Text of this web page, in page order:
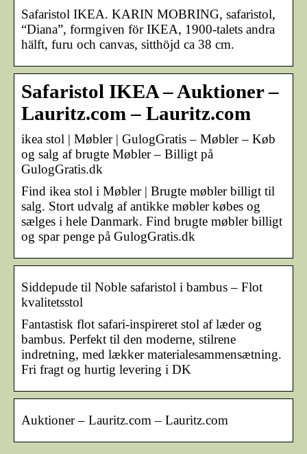
Safaristol IKEA. KARIN MOBRING, safaristol,
“Diana”, formgiven för IKEA, 1900-talets andra
hälft, furu och canvas, sitthöjd ca 38 cm.
Safaristol IKEA – Auktioner –
Lauritz.com – Lauritz.com
ikea stol | Møbler | GulogGratis – Møbler – Køb
og salg af brugte Møbler – Billigt på
GulogGratis.dk
Find ikea stol i Møbler | Brugte møbler billigt til
salg. Stort udvalg af antikke møbler købes og
sælges i hele Danmark. Find brugte møbler billigt
og spar penge på GulogGratis.dk
Siddepude til Noble safaristol i bambus – Flot
kvalitetsstol
Fantastisk flot safari-inspireret stol af læder og
bambus. Perfekt til den moderne, stilrene
indretning, med lækker materialesammensætning.
Fri fragt og hurtig levering i DK
Auktioner – Lauritz.com – Lauritz.com